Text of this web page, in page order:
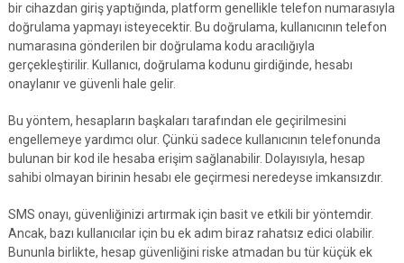
bir cihazdan giriş yaptığında, platform genellikle telefon numarasıyla
doğrulama yapmayı isteyecektir. Bu doğrulama, kullanıcının telefon
numarasına gönderilen bir doğrulama kodu aracılığıyla
gerçekleştirilir. Kullanıcı, doğrulama kodunu girdiğinde, hesabı
onaylanır ve güvenli hale gelir.
Bu yöntem, hesapların başkaları tarafından ele geçirilmesini
engellemeye yardımcı olur. Çünkü sadece kullanıcının telefonunda
bulunan bir kod ile hesaba erişim sağlanabilir. Dolayısıyla, hesap
sahibi olmayan birinin hesabı ele geçirmesi neredeyse imkansızdır.
SMS onayı, güvenliğinizi artırmak için basit ve etkili bir yöntemdir.
Ancak, bazı kullanıcılar için bu ek adım biraz rahatsız edici olabilir.
Bununla birlikte, hesap güvenliğini riske atmadan bu tür küçük ek